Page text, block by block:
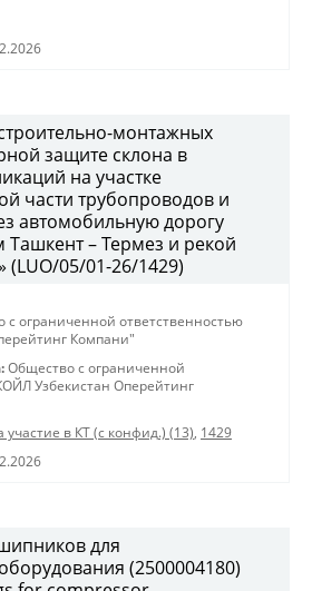
монтажных
защите склона в
на участке
части трубопроводов и
автомобильную дорогу
– Термез и рекой
(LUO/05/01-26/1429)
с ограниченной ответственностью
Компани"
Общество с ограниченной
Узбекистан Оперейтинг
в КТ (с конфид.) (13), 1429
для
(2500004180)